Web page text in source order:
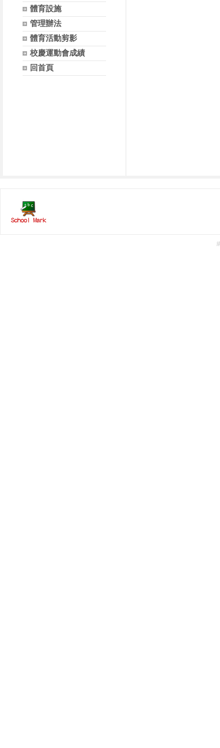
體育設施
管理辦法
體育活動剪影
校慶運動會成績
回首頁